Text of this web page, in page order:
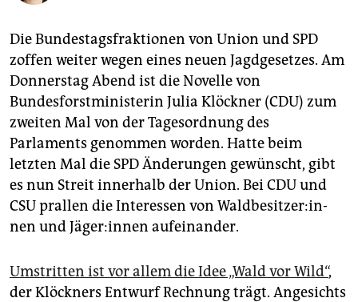
abo
genossenschaft
epaper login
Die Bundestagsfraktionen von Union und SPD
zoffen weiter wegen eines neuen Jagdgesetzes. Am
Donnerstag Abend ist die Novelle von
Bundesforstministerin Julia Klöckner (CDU) zum
zweiten Mal von der Tagesordnung des
Parlaments genommen worden. Hatte beim
letzten Mal die SPD Änderungen gewünscht, gibt
es nun Streit innerhalb der Union. Bei CDU und
CSU prallen die Interessen von Wald­be­sit­ze­r:in­
nen und Jä­ge­r:in­nen aufeinander.
Umstritten ist vor allem die Idee „Wald vor Wild“,
der Klöckners Entwurf Rechnung trägt. Angesichts